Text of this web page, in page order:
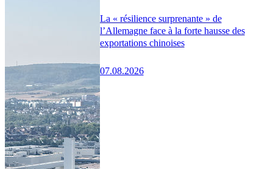
La « résilience surprenante » de
l’Allemagne face à la forte hausse des
exportations chinoises
07.08.2026